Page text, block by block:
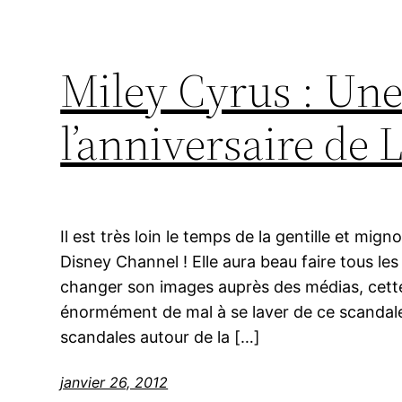
Miley Cyrus :
l’anniversaire de
Il est très loin le temps de la gentille et
Disney Channel ! Elle aura beau faire tous
changer son images auprès des médias,
énormément de mal à se laver de ce
scandales autour de la […]
janvier 26, 2012